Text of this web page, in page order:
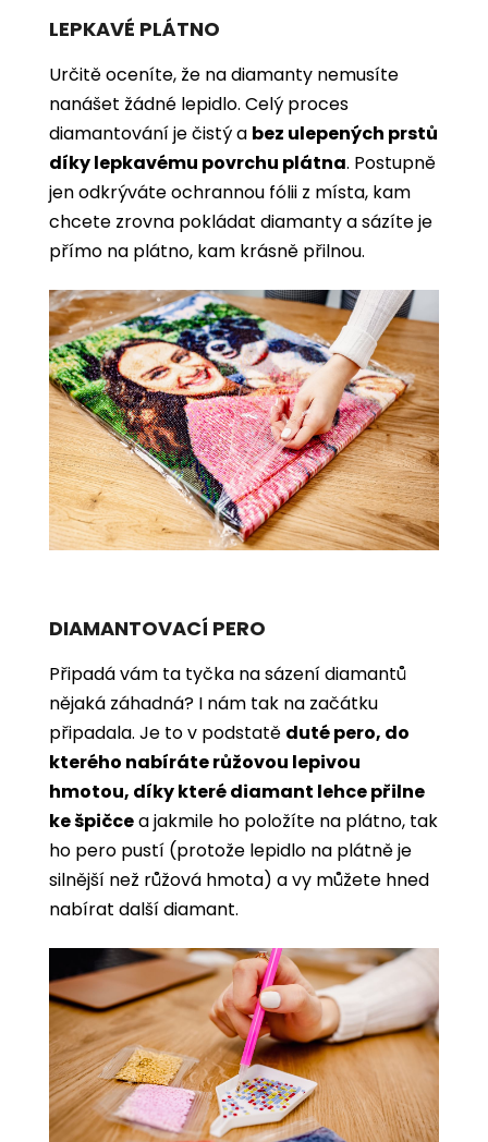
LEPKAVÉ PLÁTNO
Určitě oceníte, že na diamanty nemusíte
nanášet žádné lepidlo. Celý proces
diamantování je čistý a bez ulepených prstů
díky lepkavému povrchu plátna. Postupně
jen odkrýváte ochrannou fólii z místa, kam
chcete zrovna pokládat diamanty a sázíte je
přímo na plátno, kam krásně přilnou.
DIAMANTOVACÍ PERO
Připadá vám ta tyčka na sázení diamantů
nějaká záhadná? I nám tak na začátku
připadala. Je to v podstatě duté pero, do
kterého nabíráte růžovou lepivou
hmotou, díky které diamant lehce přilne
ke špičcea jakmile ho položíte na plátno, tak
ho pero pustí (protože lepidlo na plátně je
silnější než růžová hmota) a vy můžete hned
nabírat další diamant.